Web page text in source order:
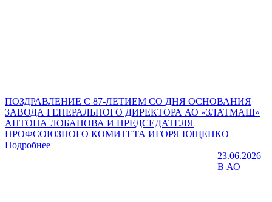
ПОЗДРАВЛЕНИЕ С 87-ЛЕТИЕМ СО ДНЯ ОСНОВАНИЯ
ЗАВОДА ГЕНЕРАЛЬНОГО ДИРЕКТОРА АО «ЗЛАТМАШ»
АНТОНА ЛОБАНОВА И ПРЕДСЕДАТЕЛЯ
ПРОФСОЮЗНОГО КОМИТЕТА ИГОРЯ ЮЩЕНКО
Подробнее
23.06.2026
В АО